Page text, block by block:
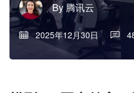
By 腾讯云
2025年12月30日